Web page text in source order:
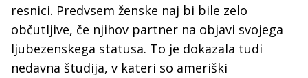
resnici. Predvsem ženske naj bi bile zelo
občutljive, če njihov partner na objavi svojega
ljubezenskega statusa. To je dokazala tudi
nedavna študija, v kateri so ameriški